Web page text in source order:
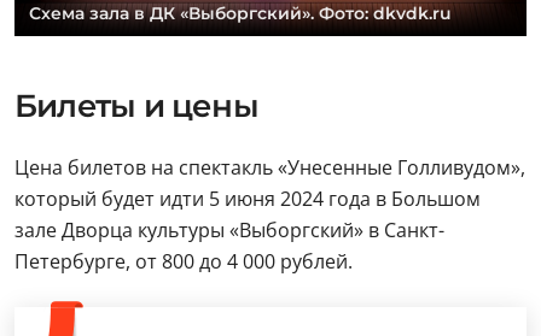
Схема зала в ДК «Выборгский». Фото: dkvdk.ru
Билеты и цены
Цена билетов на спектакль «Унесенные Голливудом»,
который будет идти 5 июня 2024 года в Большом
зале Дворца культуры «Выборгский» в Санкт-
Петербурге, от 800 до 4 000 рублей.